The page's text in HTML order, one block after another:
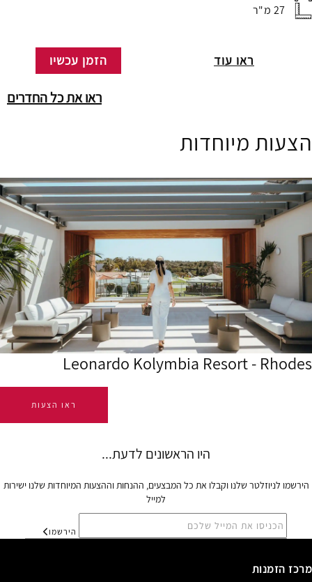
27 מ"ר
ראו עוד הזמן עכשיו
ראו את כל החדרים
הצעות מיוחדות
Leonardo Kolymbia Resort - Rhodes
ראו הצעות
הירשמו לניוזלטר שלנו וקבלו את כל המבצעים, ההנחות וההצעות המיוחדות שלנו ישירות
למייל
הירשמו
מרכז הזמנות